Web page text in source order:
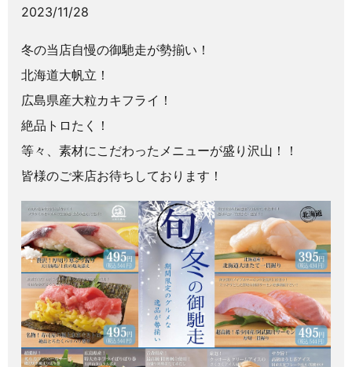
2023/11/28
冬の当店自慢の御馳走が勢揃い！
北海道大帆立！
広島県産大粒カキフライ！
絶品トロたく！
等々、素材にこだわったメニューが盛り沢山！！
皆様のご来店お待ちしております！